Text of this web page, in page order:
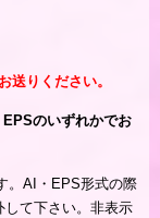
送りください。
のいずれかでお
。AI・EPS形式の際
して下さい。非表示